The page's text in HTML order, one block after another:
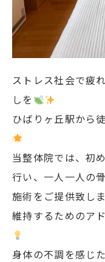
ストレス社会で疲
しを
ひばりヶ丘駅から
当整体院では、初
行い、一人一人の
施術をご提供致し
維持するためのア
身体の不調を感じ